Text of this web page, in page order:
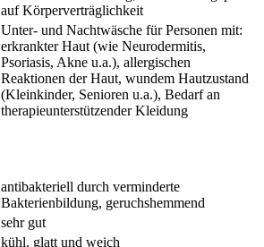
auf Körperverträglichkeit
Unter- und Nachtwäsche für Personen mit:
erkrankter Haut (wie Neurodermitis,
Psoriasis, Akne u.a.), allergischen
Reaktionen der Haut, wundem Hautzustand
(Kleinkinder, Senioren u.a.), Bedarf an
therapieunterstützender Kleidung
antibakteriell durch verminderte
Bakterienbildung, geruchshemmend
sehr gut
kühl, glatt und weich